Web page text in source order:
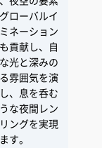
ローバルイ
ネーション
貢献し、自
光と深みの
雰囲気を演
、息を呑む
な夜間レン
ングを実現
す。